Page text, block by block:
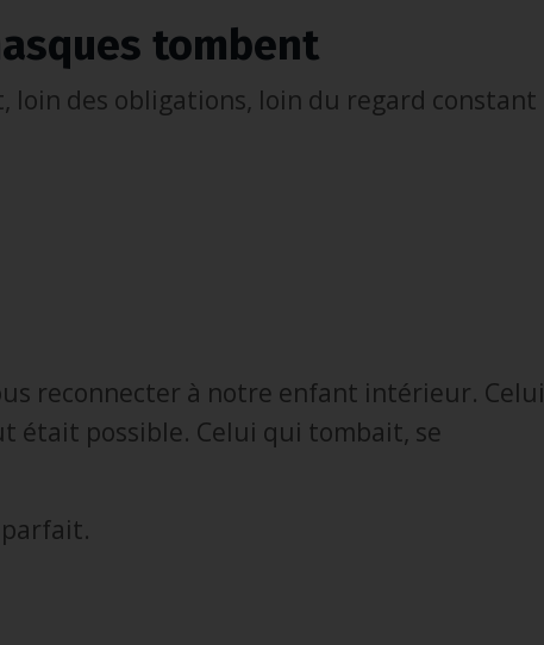
tombent
des obligations, loin du regard constant
reconnecter à notre enfant intérieur. Celui
était possible. Celui qui tombait, se